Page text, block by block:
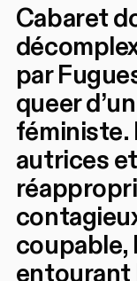
Cabaret
par
queer
féministe.
autrices
coupable,
entourant